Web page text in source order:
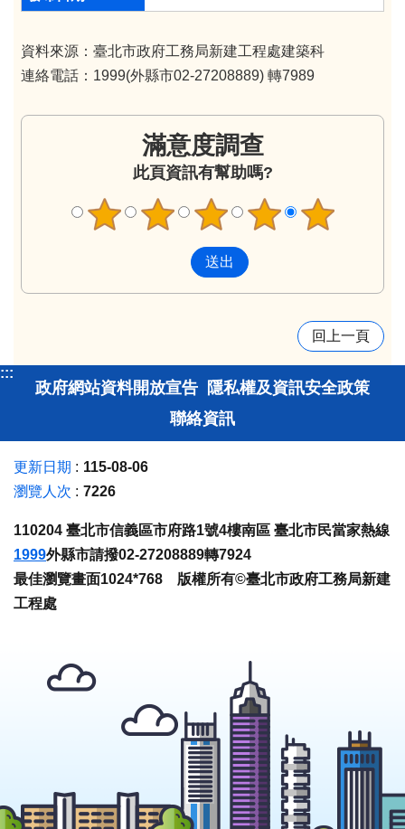
資料來源：臺北市政府工務局新建工程處建築科
連絡電話：1999(外縣市02-27208889) 轉7989
滿意度調查
此頁資訊有幫助嗎?
回上一頁
:::
政府網站資料開放宣告 隱私權及資訊安全政策
聯絡資訊
更新日期
115-08-06
瀏覽人次
7226
110204 臺北市信義區市府路1號4樓南區 臺北市民當家熱線
1999外縣市請撥02-27208889轉7924
最佳瀏覽畫面1024*768 版權所有©臺北市政府工務局新建
工程處